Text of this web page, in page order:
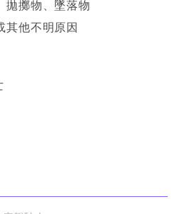
拋擲物、墜落物
其他不明原因